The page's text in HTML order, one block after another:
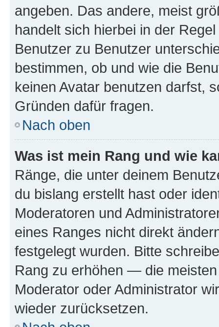
angeben. Das andere, meist
handelt sich hierbei in der
Benutzer zu Benutzer
bestimmen, ob und wie die
keinen Avatar benutzen darfst,
Gründen dafür fragen.
Nach oben
Was ist mein Rang und wie
Ränge, die unter deinem
du bislang erstellt hast oder
Moderatoren und
eines Ranges nicht direkt
festgelegt wurden. Bitte
Rang zu erhöhen — die
Moderator oder Administrator
wieder zurücksetzen.